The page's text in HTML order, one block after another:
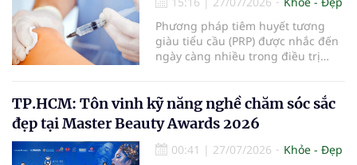
Phương pháp tiêm huyết tương
giàu tiểu cầu (PRP) được nhắc đến
ngày càng nhiều trong điều trị
chậm tiến triển bệnh. Vậy PRP hoạt
động theo cơ chế nào, mang lại
hiệu quả ra sao và những ai sẽ
phù hợp với phương pháp này?
TP.HCM: Tôn vinh kỹ năng nghề chăm sóc sắc
đẹp tại Master Beauty Awards 2026
00:41 | 27/07/2026
Khỏe - Đẹp